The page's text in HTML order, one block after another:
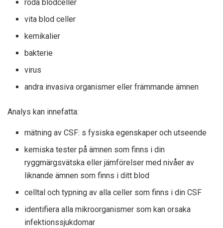
röda blodceller
vita blod celler
kemikalier
bakterie
virus
andra invasiva organismer eller främmande ämnen
Analys kan innefatta:
mätning av CSF: s fysiska egenskaper och utseende
kemiska tester på ämnen som finns i din
ryggmärgsvätska eller jämförelser med nivåer av
liknande ämnen som finns i ditt blod
celltal och typning av alla celler som finns i din CSF
identifiera alla mikroorganismer som kan orsaka
infektionssjukdomar